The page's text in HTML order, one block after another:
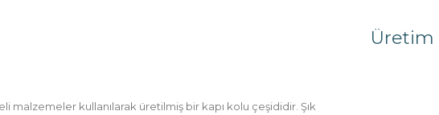
malzemeler kullanılarak üretilmiş bir kapı kolu çeşididir. Şık
Üretim